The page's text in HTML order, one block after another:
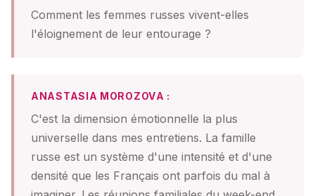
Comment les femmes russes vivent-elles
l'éloignement de leur entourage ?
ANASTASIA MOROZOVA :
C'est la dimension émotionnelle la plus
universelle dans mes entretiens. La famille
russe est un système d'une intensité et d'une
densité que les Français ont parfois du mal à